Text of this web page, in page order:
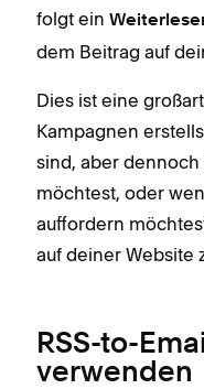
folgt ein
dem Beitrag auf
Dies ist eine
Kampagnen
sind, aber
möchtest, oder
auffordern
auf deiner Website
RSS-to-
verwenden